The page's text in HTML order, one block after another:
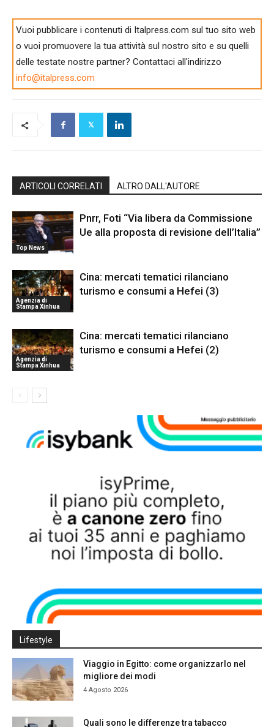
Vuoi pubblicare i contenuti di Italpress.com sul tuo sito web
o vuoi promuovere la tua attività sul nostro sito e su quelli
delle testate nostre partner? Contattaci all'indirizzo
info@italpress.com
ARTICOLI CORRELATI ALTRO DALL'AUTORE
Top News
Pnrr, Foti “Via libera da Commissione
Ue alla proposta di revisione dell’Italia”
Agenzia di
Stampa Xinhua
Cina: mercati tematici rilanciano
turismo e consumi a Hefei (3)
Agenzia di
Stampa Xinhua
Cina: mercati tematici rilanciano
turismo e consumi a Hefei (2)
Lifestyle
Viaggio in Egitto: come organizzarlo nel
migliore dei modi
4 Agosto 2026
Quali sono le differenze tra tabacco